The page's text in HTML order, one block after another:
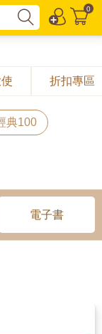
0
折扣專區
典100
電子書